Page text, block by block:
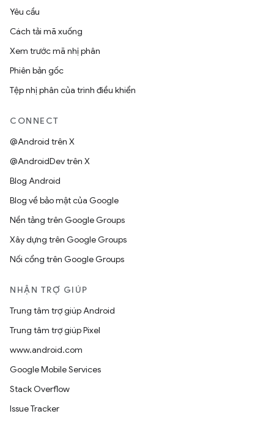
Yêu cầu
Cách tải mã xuống
Xem trước mã nhị phân
Phiên bản gốc
Tệp nhị phân của trình điều khiển
CONNECT
@Android trên X
@AndroidDev trên X
Blog Android
Blog về bảo mật của Google
Nền tảng trên Google Groups
Xây dựng trên Google Groups
Nối cổng trên Google Groups
NHẬN TRỢ GIÚP
Trung tâm trợ giúp Android
Trung tâm trợ giúp Pixel
www.android.com
Google Mobile Services
Stack Overflow
Issue Tracker